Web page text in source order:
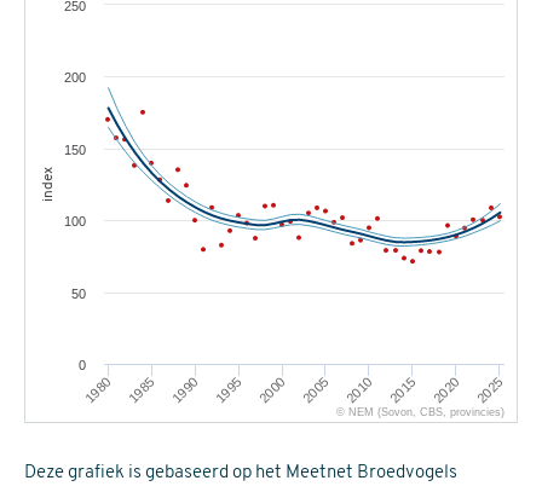
index
1980 1985 1990 1995 2000 2005 2010 2015 2020 2025
0
50
100
150
200
250
© NEM (Sovon, CBS, provincies)
Deze grafiek is gebaseerd op het Meetnet Broedvogels